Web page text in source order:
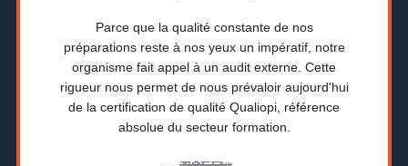
Parce que la qualité constante de nos
préparations reste à nos yeux un impératif, notre
organisme fait appel à un audit externe. Cette
rigueur nous permet de nous prévaloir aujourd'hui
de la certification de qualité Qualiopi, référence
absolue du secteur formation.